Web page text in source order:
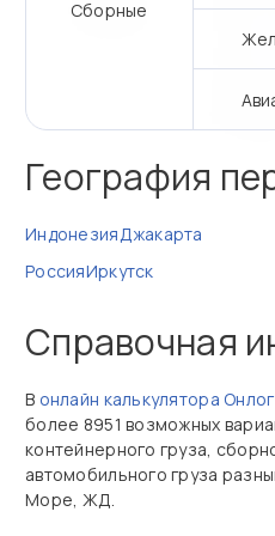
Сборные
География
ИндонезияДжакарта
РоссияИркутск
Справочная
В онлайн калькулятора
более 8951 возможных
контейнерного груза,
автомобильного груза
Море, ЖД.